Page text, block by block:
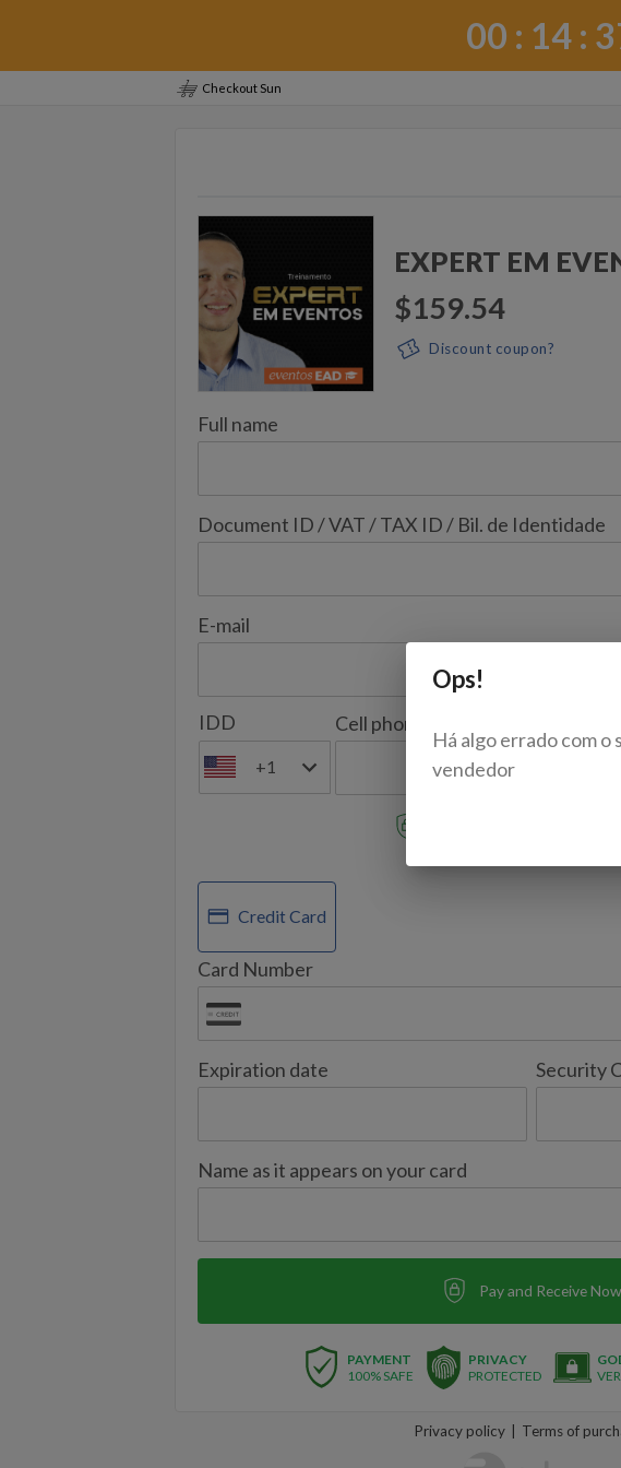
00 : 14:
Checkout Sun
EXPERT EM
$159.54
Discount coupon?
Full name
Document ID / VAT / TAX ID / Bil. de Identidade
E-mail
IDD
+1
Cell phone
Credit Card
Card Number
Expiration date Security
Name as it appears on your card
Pay and Receive Now
PAYMENT
100% SAFE
PRIVACY
PROTECTED
Privacy policy Terms of
Ops!
Há algo errado com
vendedor